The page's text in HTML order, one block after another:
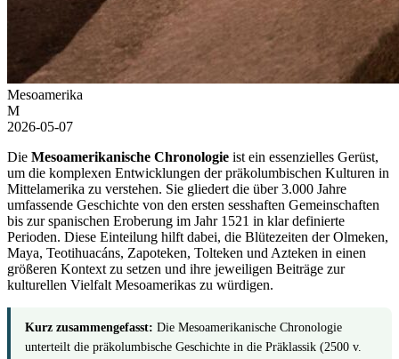
Mesoamerika
M
2026-05-07
Die Mesoamerikanische Chronologie ist ein essenzielles Gerüst,
um die komplexen Entwicklungen der präkolumbischen Kulturen in
Mittelamerika zu verstehen. Sie gliedert die über 3.000 Jahre
umfassende Geschichte von den ersten sesshaften Gemeinschaften
bis zur spanischen Eroberung im Jahr 1521 in klar definierte
Perioden. Diese Einteilung hilft dabei, die Blütezeiten der Olmeken,
Maya, Teotihuacáns, Zapoteken, Tolteken und Azteken in einen
größeren Kontext zu setzen und ihre jeweiligen Beiträge zur
kulturellen Vielfalt Mesoamerikas zu würdigen.
Kurz zusammengefasst: Die Mesoamerikanische Chronologie
unterteilt die präkolumbische Geschichte in die Präklassik (2500 v.